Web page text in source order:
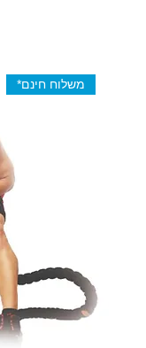
משלוח חינם*